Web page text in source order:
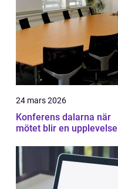
24 mars 2026
Konferens dalarna när
mötet blir en upplevelse